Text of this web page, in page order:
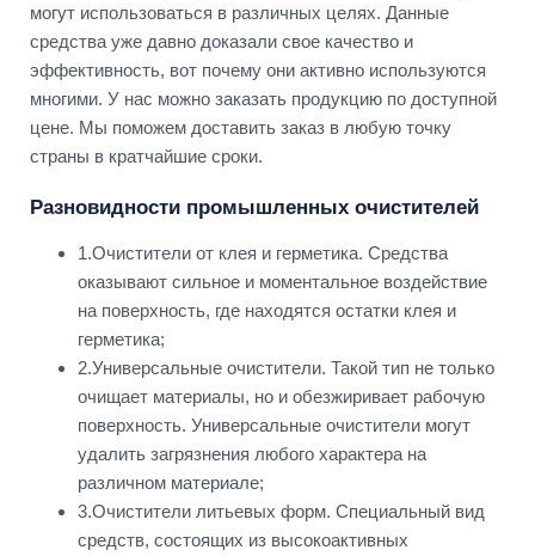
могут использоваться в различных целях. Данные
средства уже давно доказали свое качество и
эффективность, вот почему они активно используются
многими. У нас можно заказать продукцию по доступной
цене. Мы поможем доставить заказ в любую точку
страны в кратчайшие сроки.
Разновидности промышленных очистителей
1.Очистители от клея и герметика. Средства
оказывают сильное и моментальное воздействие
на поверхность, где находятся остатки клея и
герметика;
2.Универсальные очистители. Такой тип не только
очищает материалы, но и обезжиривает рабочую
поверхность. Универсальные очистители могут
удалить загрязнения любого характера на
различном материале;
3.Очистители литьевых форм. Специальный вид
средств, состоящих из высокоактивных